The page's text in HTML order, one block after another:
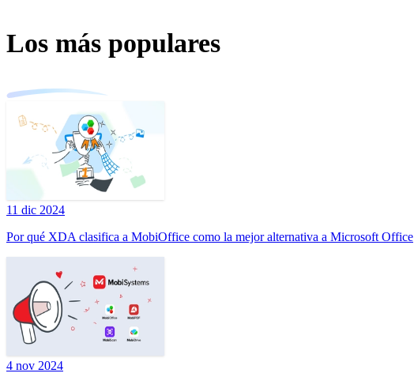
Los más populares
11 dic 2024
Por qué XDA clasifica a MobiOffice como la mejor alternativa a Microsoft Office
4 nov 2024